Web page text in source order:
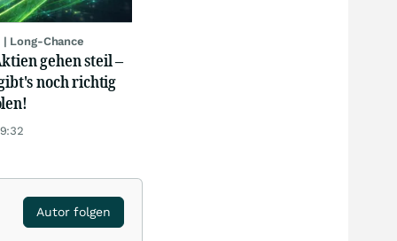
Long-Chance
gehen steil –
noch richtig
Autor folgen